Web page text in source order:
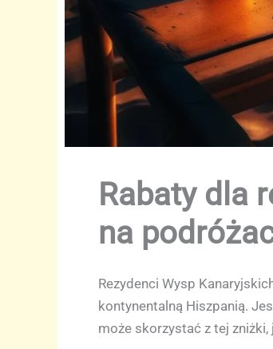
Rabaty dla
na
Rezydenci Wysp
kontynentalną Hiszpanią.
może skorzystać z tej